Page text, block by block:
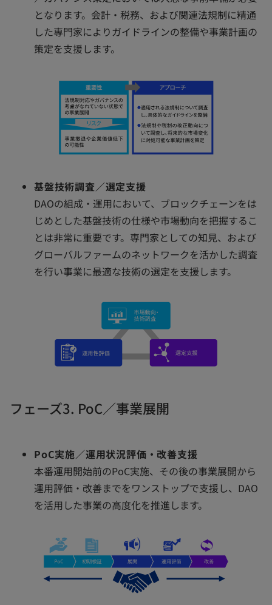
となります。会計・税務、および関連法規制に精通
した専門家によりガイドラインの整備や事業計画の
策定を支援します。
基盤技術調査／選定支援
DAOの組成・運用において、ブロックチェーンをは
じめとした基盤技術の仕様や市場動向を把握するこ
とは非常に重要です。専門家としての知見、および
グローバルファームのネットワークを活かした調査
を行い事業に最適な技術の選定を支援します。
フェーズ3. PoC／事業展開
PoC実施／運用状況評価・改善支援
本番運用開始前のPoC実施、その後の事業展開から
運用評価・改善までをワンストップで支援し、DAO
を活用した事業の高度化を推進します。